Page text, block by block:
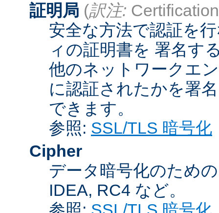
証明局 (訳注:
安全な方法で認証を
ィの証明書を 署名す
他のネットワークエ
に認証されたかを署
できます。
参照: SSL/TLS 暗号化
Cipher
データ暗号化のため
IDEA, RC4 など。